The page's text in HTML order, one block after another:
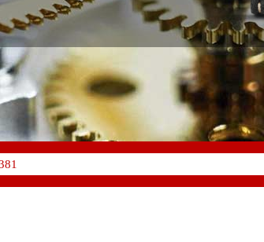
需提前预约）
室帝舵售后服务中心（需提前预约）